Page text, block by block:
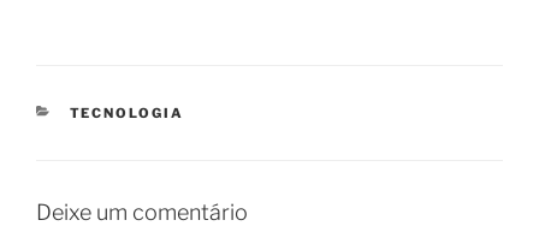
CATEGORIAS
TECNOLOGIA
Deixe um comentário